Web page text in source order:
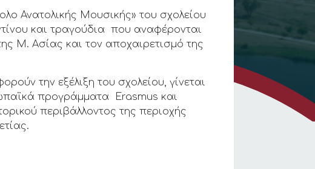
Ανατολικής Μουσικής» του σχολείου
και τραγούδια που αναφέρονται
Μ. Ασίας και τον αποχαιρετισμό της
την εξέλιξη του σχολείου, γίνεται
προγράμματα Εrasmus και
περιβάλλοντος της περιοχής